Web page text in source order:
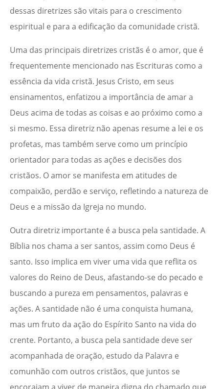
dessas diretrizes são vitais para o crescimento
espiritual e para a edificação da comunidade cristã.
Uma das principais diretrizes cristãs é o amor, que é
frequentemente mencionado nas Escrituras como a
essência da vida cristã. Jesus Cristo, em seus
ensinamentos, enfatizou a importância de amar a
Deus acima de todas as coisas e ao próximo como a
si mesmo. Essa diretriz não apenas resume a lei e os
profetas, mas também serve como um princípio
orientador para todas as ações e decisões dos
cristãos. O amor se manifesta em atitudes de
compaixão, perdão e serviço, refletindo a natureza de
Deus e a missão da Igreja no mundo.
Outra diretriz importante é a busca pela santidade. A
Bíblia nos chama a ser santos, assim como Deus é
santo. Isso implica em viver uma vida que reflita os
valores do Reino de Deus, afastando-se do pecado e
buscando a pureza em pensamentos, palavras e
ações. A santidade não é uma conquista humana,
mas um fruto da ação do Espírito Santo na vida do
crente. Portanto, a busca pela santidade deve ser
acompanhada de oração, estudo da Palavra e
comunhão com outros cristãos, que juntos se